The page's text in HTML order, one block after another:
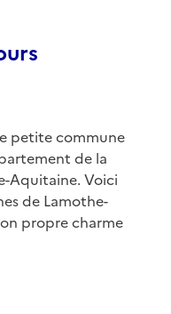
petite commune
de la
Aquitaine. Voici
de Lamothe-
propre charme